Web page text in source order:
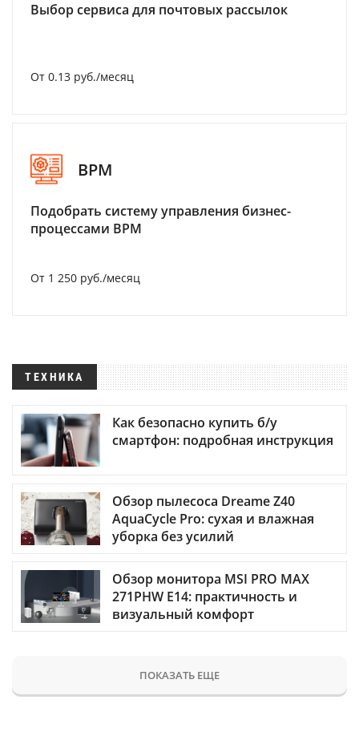
Выбор сервиса для почтовых рассылок
От 0.13 руб./месяц
BPM
Подобрать систему управления бизнес-
процессами BPM
От 1 250 руб./месяц
ТЕХНИКА
Как безопасно купить б/у
смартфон: подробная инструкция
Обзор пылесоса Dreame Z40
AquaCycle Pro: сухая и влажная
уборка без усилий
Обзор монитора MSI PRO MAX
271PHW E14: практичность и
визуальный комфорт
ПОКАЗАТЬ ЕЩЕ